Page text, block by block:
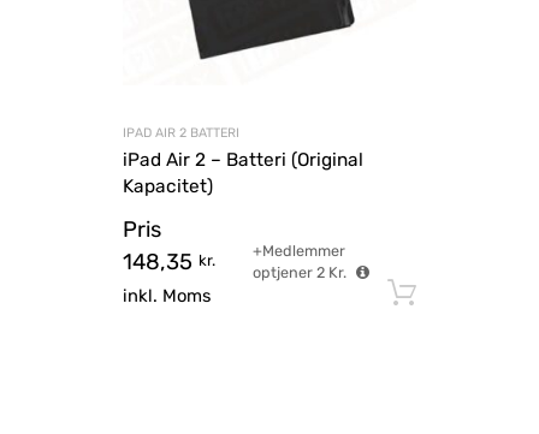
IPAD AIR 2 BATTERI
iPad Air 2 – Batteri (Original
Kapacitet)
Pris
148,35 kr.
inkl. Moms
+Medlemmer
optjener 2Kr.